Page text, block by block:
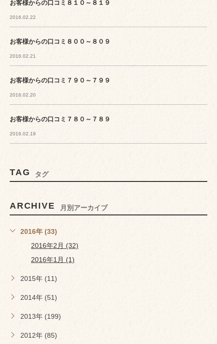
お客様からの口コミ８１０～８１９
2016.02.22
お客様からの口コミ８００～８０９
2016.02.21
お客様からの口コミ７９０～７９９
2016.02.20
お客様からの口コミ７８０～７８９
2016.02.19
TAG タグ
ARCHIVE 月別アーカイブ
2016年 (33)
2016年2月 (32)
2016年1月 (1)
2015年 (11)
2014年 (51)
2013年 (199)
2012年 (85)